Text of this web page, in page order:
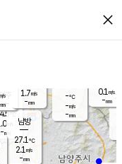
close
양주
℃
-mm
-℃
-m/s
-mm
0.1 m/s
-mm
남방
27.1℃
2.1 m/s
-mm
s
mm
1.7m/s
-mm